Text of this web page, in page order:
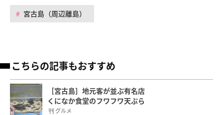
宮古島（周辺離島）
こちらの記事もおすすめ
［宮古島］地元客が並ぶ有名店
くになか食堂のフワフワ天ぷら
グルメ